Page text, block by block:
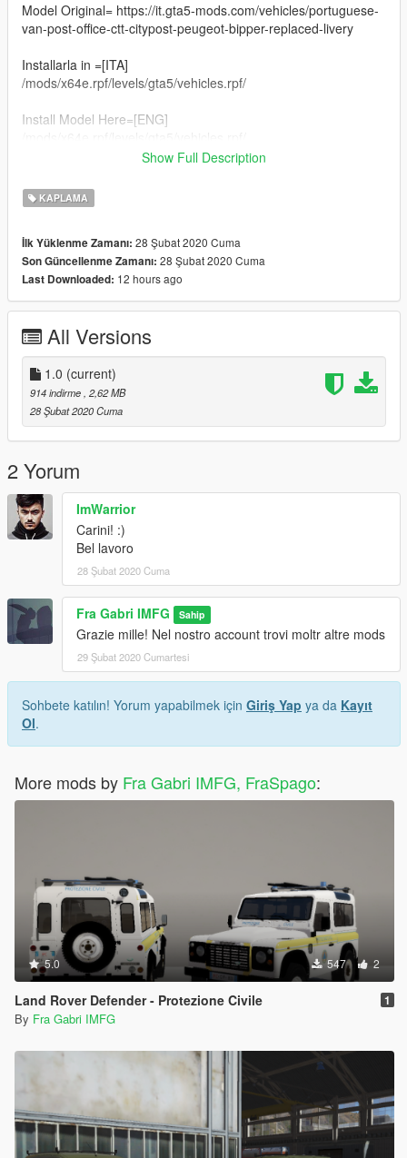
Model Original= https://it.gta5-mods.com/vehicles/portuguese-
van-post-office-ctt-citypost-peugeot-bipper-replaced-livery
Installarla in =[ITA]
/mods/x64e.rpf/levels/gta5/vehicles.rpf/
Install Model Here=[ENG]
Show Full Description
KAPLAMA
İlk Yüklenme Zamanı: 28 Şubat 2020 Cuma
Son Güncellenme Zamanı: 28 Şubat 2020 Cuma
Last Downloaded: 12 hours ago
All Versions
1.0 (current)
914 indirme, 2,62 MB
28 Şubat 2020 Cuma
2 Yorum
ImWarrior
Carini! :)
Bel lavoro
28 Şubat 2020 Cuma
Fra Gabri IMFG Sahip
Grazie mille! Nel nostro account trovi moltr altre mods
29 Şubat 2020 Cumartesi
Sohbete katılın! Yorum yapabilmek için Giriş Yap ya da Kayıt
Ol.
More mods by Fra Gabri IMFG, FraSpago:
5.0 547 2
Land Rover Defender - Protezione Civile 1
By Fra Gabri IMFG